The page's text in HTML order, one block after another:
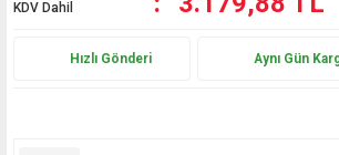
KDV Dahil
Hızlı Gönderi Aynı Gün